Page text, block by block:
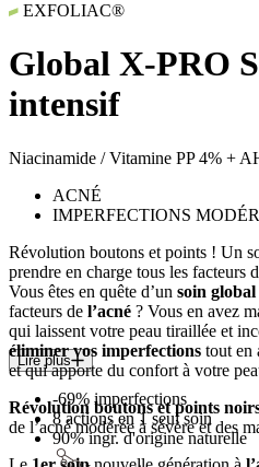
EXFOLIAC®
Global X-PRO
intensif
Niacinamide / Vitamine PP 4% +
ACNÉ
IMPERFECTIONS
Révolution boutons et points ! Un
prendre en charge tous les facteurs
Vous êtes en quête d’un soin global
facteurs de l’acné ? Vous en avez
qui laissent votre peau tiraillée et
éliminer vos imperfections tout en
et qui apporte du confort à votre
Révolution boutons et points
de l’acné modérée à sévère et des
Lire plus
-69% imperfections
8 actions en 1 seul soin
90% ingr. d'origine naturelle